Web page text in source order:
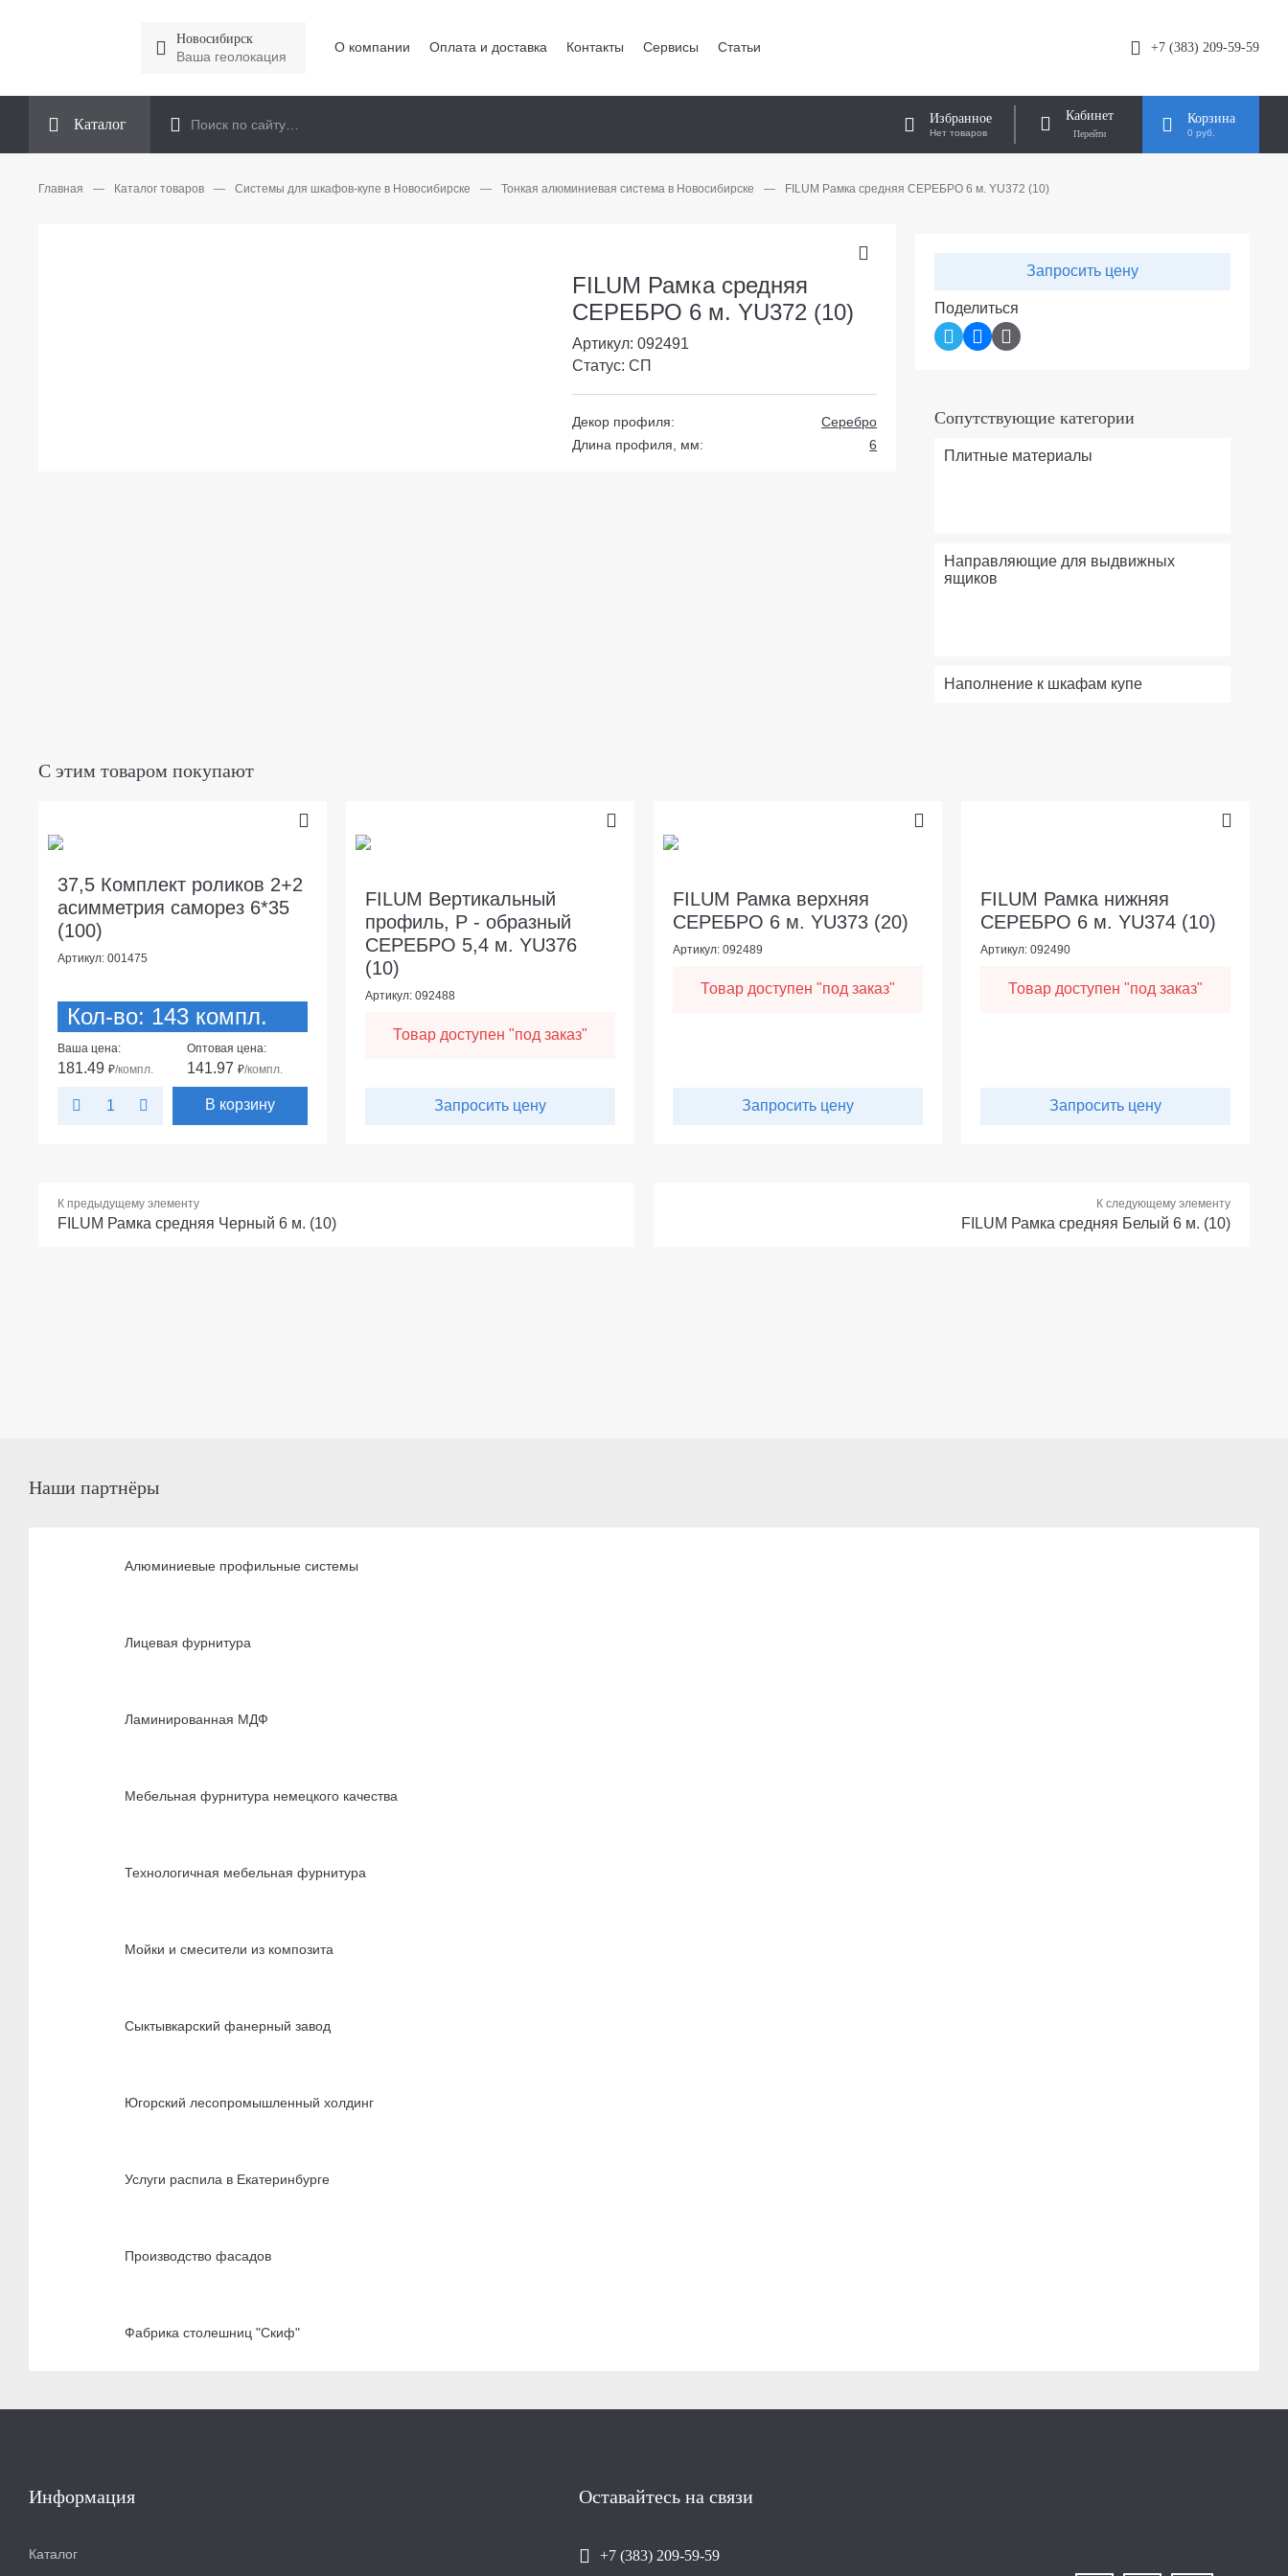
Новосибирск
Ваша геолокация
О компании Оплата и доставка Контакты Сервисы Статьи +7 (383) 209-59-59
Каталог Избранное
Нет товаров
Кабинет Корзина
0 руб.
Главная — Каталог товаров — Системы для шкафов-купе в Новосибирске — Тонкая алюминиевая система в Новосибирске — FILUM Рамка средняя СЕРЕБРО 6 м. YU372 (10)
Запросить цену
Поделиться
Сопутствующие категории
Плитные материалы
Направляющие для выдвижных
ящиков
Наполнение к шкафам купе
FILUM Рамка средняя
СЕРЕБРО 6 м. YU372 (10)
Артикул: 092491
Статус: СП
Декор профиля:
Серебро
Длина профиля, мм:
6
С этим товаром покупают
37,5 Комплект роликов 2+2
асимметрия саморез 6*35
(100)
Артикул: 001475
Кол-во: 143 компл.
Ваша цена:
181.49 ₽/компл.
Оптовая цена:
141.97₽/компл.
В корзину
FILUM Вертикальный
профиль, Р - образный
СЕРЕБРО 5,4 м. YU376
(10)
Артикул: 092488
Товар доступен "под заказ"
Запросить цену
FILUM Рамка верхняя
СЕРЕБРО 6 м. YU373 (20)
Артикул: 092489
Товар доступен "под заказ"
Запросить цену
FILUM Рамка нижняя
СЕРЕБРО 6 м. YU374 (10)
Артикул: 092490
Товар доступен "под заказ"
Запросить цену
К предыдущему элементу
FILUM Рамка средняя Черный 6 м. (10)
К следующему элементу
FILUM Рамка средняя Белый 6 м. (10)
Наши партнёры
Алюминиевые профильные системы
Лицевая фурнитура
Ламинированная МДФ
Мебельная фурнитура немецкого качества
Технологичная мебельная фурнитура
Мойки и смесители из композита
Сыктывкарский фанерный завод
Югорский лесопромышленный холдинг
Услуги распила в Екатеринбурге
Производство фасадов
Фабрика столешниц "Скиф"
Информация
Каталог
Оставайтесь на связи
+7 (383) 209-59-59